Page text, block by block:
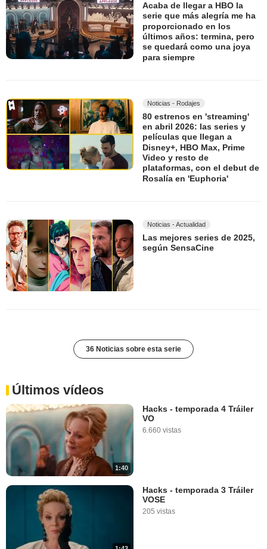
Acaba de llegar a HBO la
serie que más alegría me ha
proporcionado en los
últimos años: termina, pero
se quedará como una joya
para siempre
Noticias - Rodajes
80 estrenos en 'streaming'
en abril 2026: las series y
películas que llegan a
Disney+, HBO Max, Prime
Video y resto de
plataformas, con el debut de
Rosalía en 'Euphoria'
Noticias - Actualidad
Las mejores series de 2025,
según SensaCine
36 Noticias sobre esta serie
Últimos vídeos
1:40
Hacks - temporada 4 Tráiler
VO
6.660 vistas
Hacks - temporada 3 Tráiler
VOSE
205 vistas